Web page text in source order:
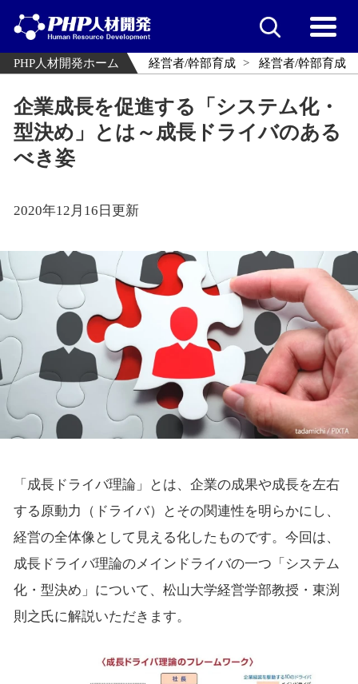
PHP人材開発ホーム 経営者/幹部育成 経営者/幹部育成
企業成長を促進する「システム化・
型決め」とは～成長ドライバのある
べき姿
2020年12月16日更新
「成長ドライバ理論」とは、企業の成果や成長を左右
する原動力（ドライバ）とその関連性を明らかにし、
経営の全体像として見える化したものです。今回は、
成長ドライバ理論のメインドライバの一つ「システム
化・型決め」について、松山大学経営学部教授・東渕
則之氏に解説いただきます。